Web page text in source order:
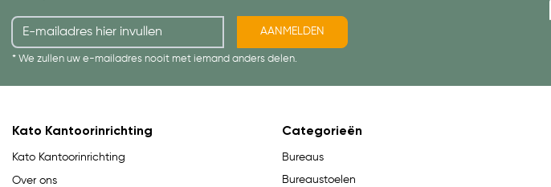
AANMELDEN
* We zullen uw e-mailadres nooit met iemand anders delen.
Kato Kantoorinrichting
Kato Kantoorinrichting
Over ons
Categorieën
Bureaus
Bureaustoelen